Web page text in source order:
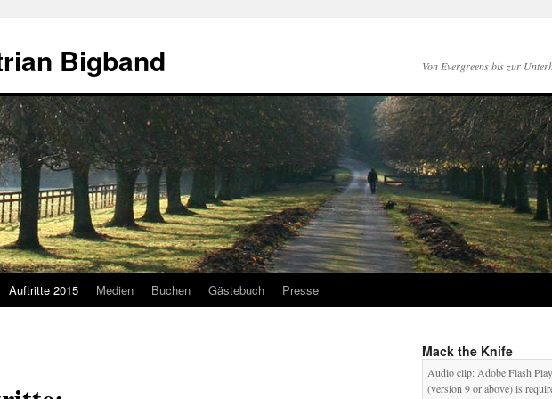
Bigband Von Evergreens bis zur
Auftritte 2015 Medien Buchen Gästebuch Presse
Mack the Knife
Audio clip: Adobe Flash
(version 9 or above) is